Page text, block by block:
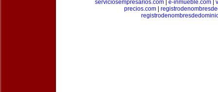
serviciosempresarios.com| e-inmueble.com|
precios.com